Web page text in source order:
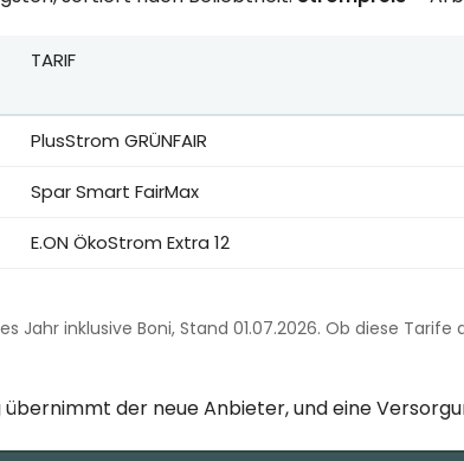
für Berlin bei 3.500 kWh Jahresverbrauch,
TARIF
PlusStrom GRÜNFAIR
Spar Smart FairMax
E.ON ÖkoStrom Extra 12
Jahr inklusive Boni, Stand 01.07.2026. Ob diese
der neue Anbieter, und eine